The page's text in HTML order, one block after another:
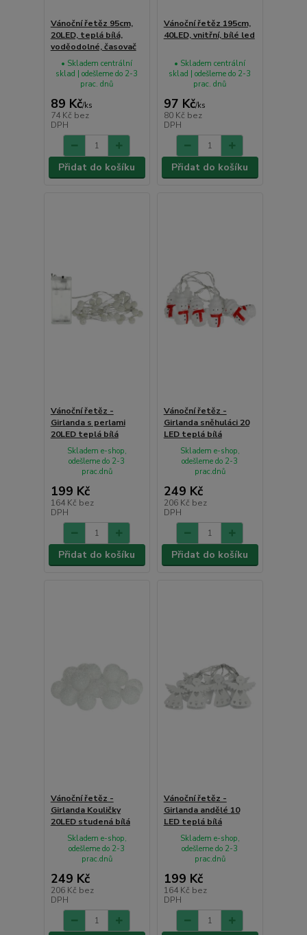
Vánoční řetěz 95cm,
20LED, teplá bílá,
voděodolné, časovač
89 Kč/ks
74 Kč bez
DPH
• Skladem centrální
sklad | odešleme do 2-3
prac. dnů
Přidat do košíku
Vánoční řetěz 195cm,
40LED, vnitřní, bílé led
97 Kč/ks
80 Kč bez
DPH
• Skladem centrální
sklad | odešleme do 2-3
prac. dnů
Přidat do košíku
Vánoční řetěz -
Girlanda s perlami
20LED teplá bílá
199 Kč
164 Kč bez
DPH
Skladem e-shop,
odešleme do 2-3
prac.dnů
Přidat do košíku
Vánoční řetěz -
Girlanda sněhuláci 20
LED teplá bílá
249 Kč
206 Kč bez
DPH
Skladem e-shop,
odešleme do 2-3
prac.dnů
Přidat do košíku
Vánoční řetěz -
Girlanda Kouličky
20LED studená bílá
249 Kč
206 Kč bez
DPH
Skladem e-shop,
odešleme do 2-3
prac.dnů
Vánoční řetěz -
Girlanda andělé 10
LED teplá bílá
199 Kč
164 Kč bez
DPH
Skladem e-shop,
odešleme do 2-3
prac.dnů